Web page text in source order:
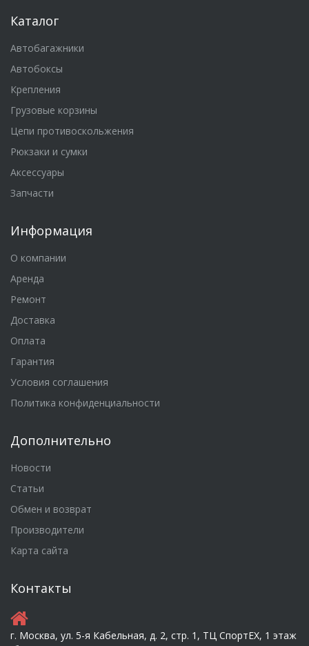
Каталог
Автобагажники
Автобоксы
Крепления
Грузовые корзины
Цепи противоскольжения
Рюкзаки и сумки
Аксессуары
Запчасти
Информация
О компании
Аренда
Ремонт
Доставка
Оплата
Гарантия
Условия соглашения
Политика конфиденциальности
Дополнительно
Новости
Статьи
Обмен и возврат
Производители
Карта сайта
Контакты
г. Москва, ул. 5-я Кабельная, д. 2, стр. 1, ТЦ СпортEX, 1 этаж